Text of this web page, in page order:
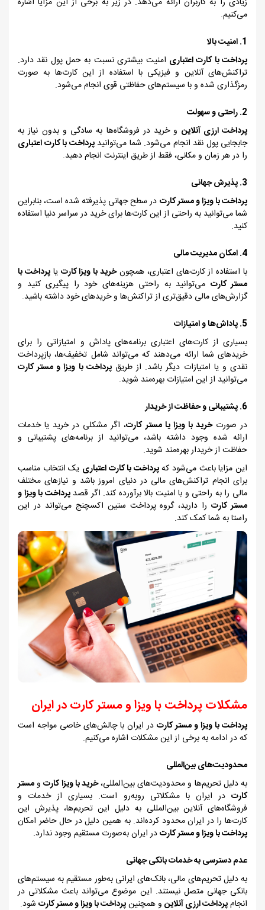
می‌کنیم.
1. امنیت بالا
پرداخت با کارت اعتباری امنیت بیشتری نسبت به حمل پول نقد دارد.
تراکنش‌های آنلاین و فیزیکی با استفاده از این کارت‌ها به صورت
رمزگذاری شده و با سیستم‌های حفاظتی قوی انجام می‌شود.
2. راحتی و سهولت
پرداخت ارزی آنلاین و خرید در فروشگاه‌ها به سادگی و بدون نیاز به
جابجایی پول نقد انجام می‌شود. شما می‌توانیدپرداخت با کارت اعتباری
را در هر زمان و مکانی، فقط از طریق اینترنت انجام دهید.
3. پذیرش جهانی
پرداخت با ویزا و مستر کارت در سطح جهانی پذیرفته شده است، بنابراین
شما می‌توانید به راحتی از این کارت‌ها برای خرید در سراسر دنیا استفاده
کنید.
4. امکان مدیریت مالی
با استفاده از کارت‌های اعتباری، همچونخرید با ویزا کارت یاپرداخت با
مستر کارت می‌توانید به راحتی هزینه‌های خود را پیگیری کنید و
گزارش‌های مالی دقیق‌تری از تراکنش‌ها و خریدهای خود داشته باشید.
5. پاداش‌ها و امتیازات
بسیاری از کارت‌های اعتباری برنامه‌های پاداش و امتیازاتی را برای
خریدهای شما ارائه می‌دهند که می‌تواند شامل تخفیف‌ها، بازپرداخت
نقدی و یا امتیازات دیگر باشد. از طریقپرداخت با ویزا و مستر کارت
می‌توانید از این امتیازات بهره‌مند شوید.
6. پشتیبانی و حفاظت از خریدار
در صورتخرید با ویزا یا مستر کارت، اگر مشکلی در خرید یا خدمات
ارائه شده وجود داشته باشد، می‌توانید از برنامه‌های پشتیبانی و
حفاظت از خریدار بهره‌مند شوید.
این مزایا باعث می‌شود کهپرداخت با کارت اعتباری یک انتخاب مناسب
برای انجام تراکنش‌های مالی در دنیای امروز باشد و نیازهای مختلف
مالی را به راحتی و با امنیت بالا برآورده کند. اگر قصدپرداخت با ویزا و
مستر کارترا دارید، گروه پرداخت ستین اکسچنج می‌تواند در این
راستا به شما کمک کند.
مشکلات پرداخت با ویزا و مستر کارت در ایران
پرداخت با ویزا و مستر کارت در ایران با چالش‌های خاصی مواجه است
که در ادامه به برخی از این مشکلات اشاره می‌کنیم.
محدودیت‌های بین‌المللی
به دلیل تحریم‌ها و محدودیت‌های بین‌المللی،خرید با ویزا کارتو مستر
کارت در ایران با مشکلاتی روبه‌رو است. بسیاری از خدمات و
فروشگاه‌های آنلاین بین‌المللی به دلیل این تحریم‌ها، پذیرش این
کارت‌ها را در ایران محدود کرده‌اند. به همین دلیل در حال حاضر امکان
پرداخت با ویزا و مستر کارتدر ایران به‌صورت مستقیم وجود ندارد.
عدم دسترسی به خدمات بانکی جهانی
به دلیل تحریم‌های مالی، بانک‌های ایرانی به‌طور مستقیم به سیستم‌های
بانکی جهانی متصل نیستند. این موضوع می‌تواند باعث مشکلاتی در
انجامپرداخت ارزی آنلاین و همچنینپرداخت با ویزا و مستر کارت شود.